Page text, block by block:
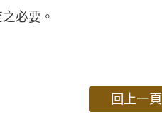
必要。
回上一頁